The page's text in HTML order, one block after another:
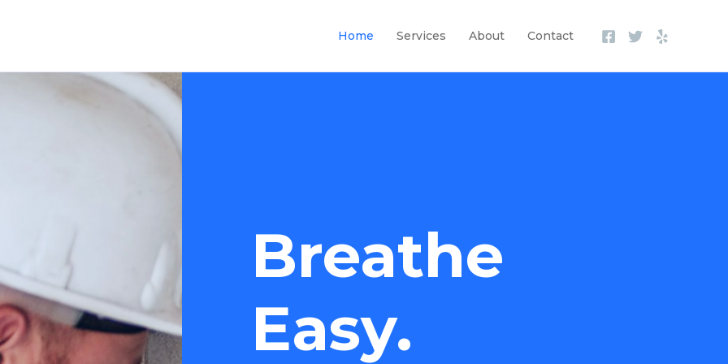
Home Services About Contact
Breathe
Easy.